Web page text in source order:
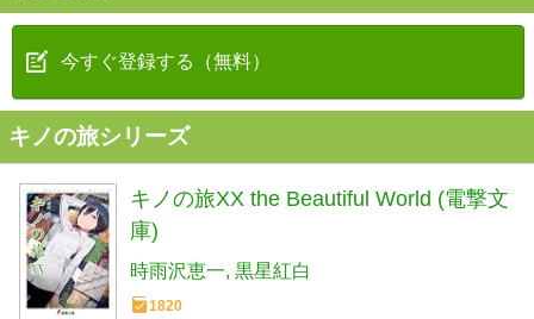
今すぐ登録する（無料）
キノの旅シリーズ
キノの旅XX the Beautiful World (電撃文
庫)
時雨沢恵一 黒星紅白
1820